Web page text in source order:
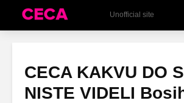
Unofficial site
CECA KAKVU DO
NISTE VIDELI